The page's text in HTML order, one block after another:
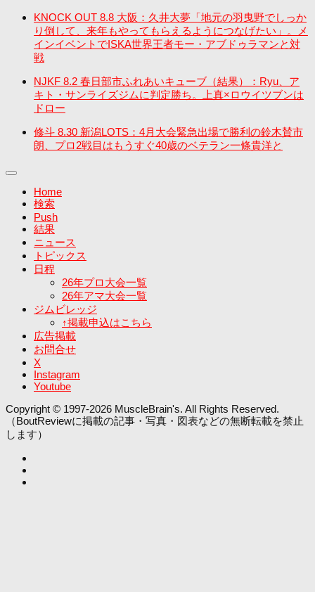
KNOCK OUT 8.8 大阪：久井大夢「地元の羽曳野でしっか
り倒して、来年もやってもらえるようにつなげたい」。メ
インイベントでISKA世界王者モー・アブドゥラマンと対
戦
NJKF 8.2 春日部市ふれあいキューブ（結果）：Ryu、ア
キト・サンライズジムに判定勝ち。上真×ロウイツブンは
ドロー
修斗 8.30 新潟LOTS：4月大会緊急出場で勝利の鈴木賛市
朗、プロ2戦目はもうすぐ40歳のベテラン一條貴洋と
Home
検索
Push
結果
ニュース
トピックス
日程
26年プロ大会一覧
26年アマ大会一覧
ジムビレッジ
↑掲載申込はこちら
広告掲載
お問合せ
X
Instagram
Youtube
Copyright © 1997-2026 MuscleBrain's. All Rights Reserved.
（BoutReviewに掲載の記事・写真・図表などの無断転載を禁止
します）